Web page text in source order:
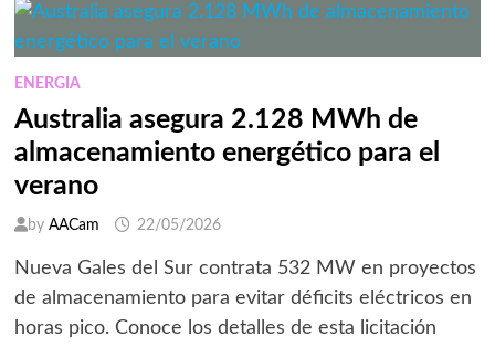
AUSTRALIA
ENERGIA
Australia asegura 2.128 MWh de
almacenamiento energético para el
verano
by AACam 22/05/2026
Nueva Gales del Sur contrata 532 MW en proyectos
de almacenamiento para evitar déficits eléctricos en
horas pico. Conoce los detalles de esta licitación